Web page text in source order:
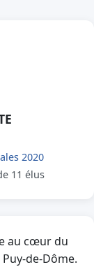
2020
11 élus
au cœur du
de-Dôme.